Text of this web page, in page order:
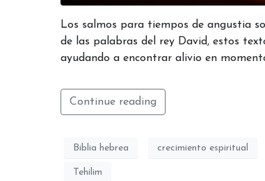
Los salmos para tiempos de angustia
de las palabras del rey David, estos
ayudando a encontrar alivio en
Continue reading
Biblia hebrea crecimiento espiritual
Tehilim